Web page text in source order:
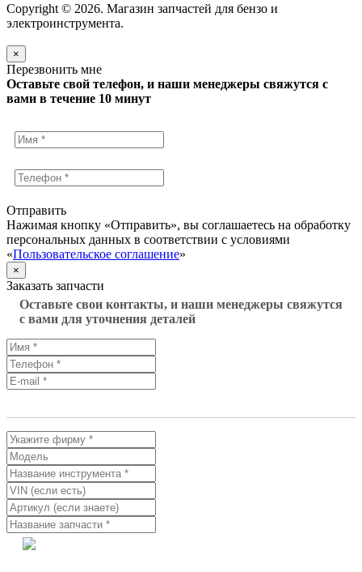
Copyright © 2026. Магазин запчастей для бензо и
электроинструмента.
×
Перезвонить мне
Оставьте свой телефон, и наши менеджеры свяжутся с
вами в течение 10 минут
Отправить
Нажимая кнопку «Отправить», вы соглашаетесь на обработку
персональных данных в соответствии с условиями
«Пользовательское соглашение»
×
Заказать запчасти
Оставьте свои контакты, и наши менеджеры свяжутся
с вами для уточнения деталей